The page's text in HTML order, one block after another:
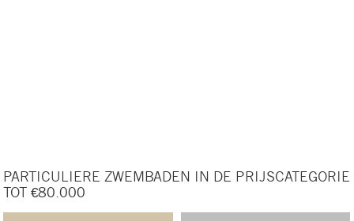
PARTICULIERE ZWEMBADEN IN DE PRIJSCATEGORIE
TOT €80.000